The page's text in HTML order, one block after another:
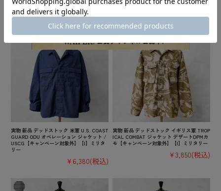
¥10,780(税込) ¥10,780(税込)
実物 新品 デッドストック 米軍 U.S. COAST
GUARD ODU オペレーション ジャケット /
USCG【キャンペーン対象外】【I】ミリタ
リー
¥6,380(税込)
実物 新品 デッドストック イギリス軍 TROP
ICAL COMBAT ジャケット デザートDPMカ
モ【キャンペーン対象外】【I】ミリタリー
¥3,850(税込)